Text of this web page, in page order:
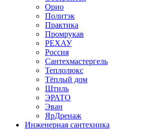
Орио
Политэк
Практика
Промрукав
РЕХАУ
Россия
Сантехмастергель
Теплолюкс
Тёплый дом
Штиль
ЭРАТО
Эван
ЯрДренаж
Инженерная сантехника